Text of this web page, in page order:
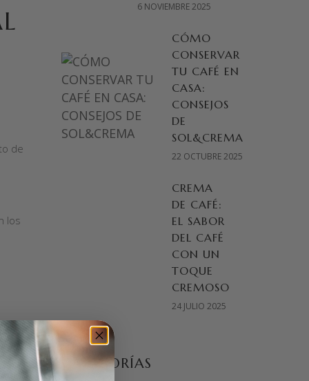
de
los
6 NOVIEMBRE 2025
CÓMO
CONSERVAR
TU CAFÉ EN
CASA:
CONSEJOS
DE
SOL&CREMA
22 OCTUBRE 2025
CREMA
DE CAFÉ:
EL SABOR
DEL CAFÉ
CON UN
TOQUE
CREMOSO
24 JULIO 2025
CATEGORÍAS